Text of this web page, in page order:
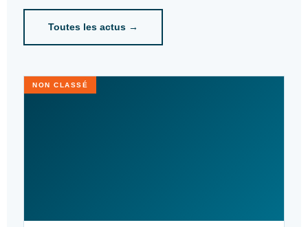
Toutes les actus →
NON CLASSÉ